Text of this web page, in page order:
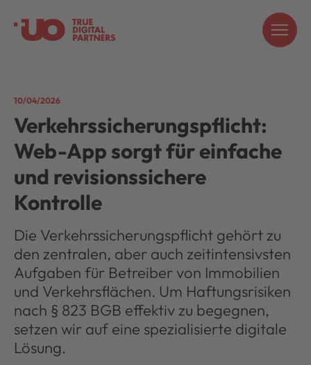
10/04/2026
Verkehrssicherungspflicht:
Web-App sorgt für einfache
und revisionssichere
Kontrolle
Die Verkehrssicherungspflicht gehört zu
den zentralen, aber auch zeitintensivsten
Aufgaben für Betreiber von Immobilien
und Verkehrsflächen. Um Haftungsrisiken
nach § 823 BGB effektiv zu begegnen,
setzen wir auf eine spezialisierte digitale
Lösung.